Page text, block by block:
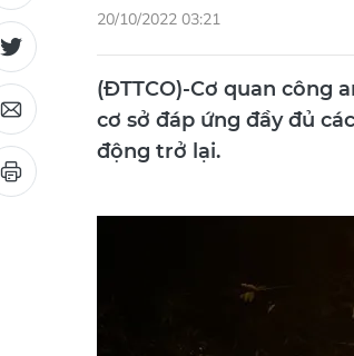
20/10/2022 03:21
(ĐTTCO)-Cơ quan công
cơ sở đáp ứng đầy đủ
động trở lại.